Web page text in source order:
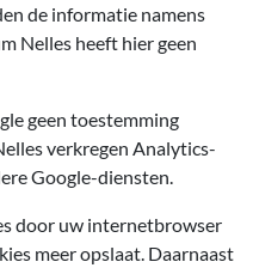
de informatie namens
Nelles heeft hier geen
geen toestemming
verkregen Analytics-
Google-diensten.
door uw internetbrowser
meer opslaat. Daarnaast